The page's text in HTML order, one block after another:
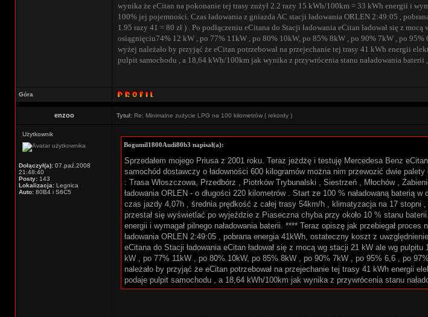
wynika że eCitan na pokonanie tej trasy zużył 2.2 razy 15 kWh/100km = 33 kWh energii i
100% jej pojemności. Czas ładowania z gniazda AC stacji ładowania ORLEN 2:49:05 ,
1.95 razy 41 = 80 zł ) . Po podłączeniu eCitana do Stacji ładowania eCitan ładował się z
osiągnięciu74% 12 kW , po 77% 11kW , po 80% 10kW, po 85% 8kW , po 90% 7kW , po 95%
wyżej należało by przyjąć że eCitan potrzebował na przejechanie tej trasy 41 kWh energii
pulpit samochodu , a 18,64 kWh/100km jak wynika z przywrócenia stanu naładowania
Góra
enzoo Tytuł: Re: Minimalne zużycie LPG na 100 kilometrów ( rekordy )
Użytkownik
Dołączył(a): 07.paź.2008
21:48:40
Posty: 143
Lokalizacja: Legnica
Auto: 80B4 i S6C5
Bogumil1800Audi80b3 napisał(a):
Sprzedałem mojego Priusa z 2001 roku. Teraz jeżdżę i testuję Mercedesa Benz
samochód dostawczy o ładowności 600 kilogramów można nim przewozić dwie
: Trasa Włoszczowa, Przedbórz , Piotrków Trybunalski , Siestrzeń , Młochów ,
ładowania ORLEN - o długości 220 kilometrów . Start ze 100 % naładowaną baterią
czas jazdy 4,07h , średnia prędkość z całej trasy 54km/h , klimatyzacja na 17
przestał się wyświetlać po wyjeździe z Piaseczna chyba przy około 10 % stanu
energii i wymagał pilnego naładowania baterii. **** Teraz opiszę jak przebiegał
ładowania ORLEN 2:49:05 , pobrana energia 41kWh, ostateczny koszt z
eCitana do Stacji ładowania eCitan ładował się z mocą wg stacji 21 kW ale wg
kW , po 77% 11kW , po 80% 10kW, po 85% 8kW , po 90% 7kW , po 95% 6,6 , po
należało by przyjąć że eCitan potrzebował na przejechanie tej trasy 41 kWh energii
podaje pulpit samochodu , a 18,64 kWh/100km jak wynika z przywrócenia stanu